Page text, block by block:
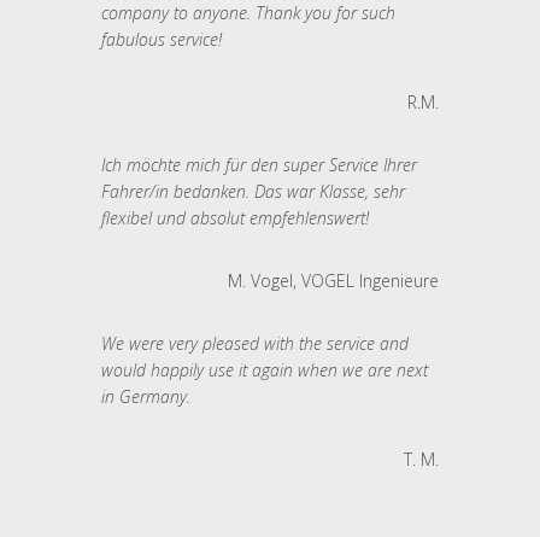
company to anyone. Thank you for such
fabulous service!
R.M.
Ich möchte mich für den super Service Ihrer
Fahrer/in bedanken. Das war Klasse, sehr
flexibel und absolut empfehlenswert!
M. Vogel, VOGEL Ingenieure
We were very pleased with the service and
would happily use it again when we are next
in Germany.
T. M.